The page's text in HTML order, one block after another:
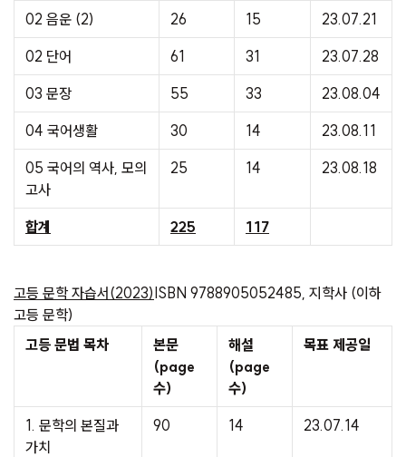
02 음운 (2) 26 15 23.07.21
02 단어 61 31 23.07.28
03 문장 55 33 23.08.04
04 국어생활 30 14 23.08.11
05 국어의 역사, 모의
고사
25 14 23.08.18
합계 225 117
고등 문학 자습서(2023)ISBN 9788905052485, 지학사 (이하
고등 문학)
고등 문법 목차
본문
(page
수)
해설
(page
수)
목표 제공일
1. 문학의 본질과
가치
90 14 23.07.14